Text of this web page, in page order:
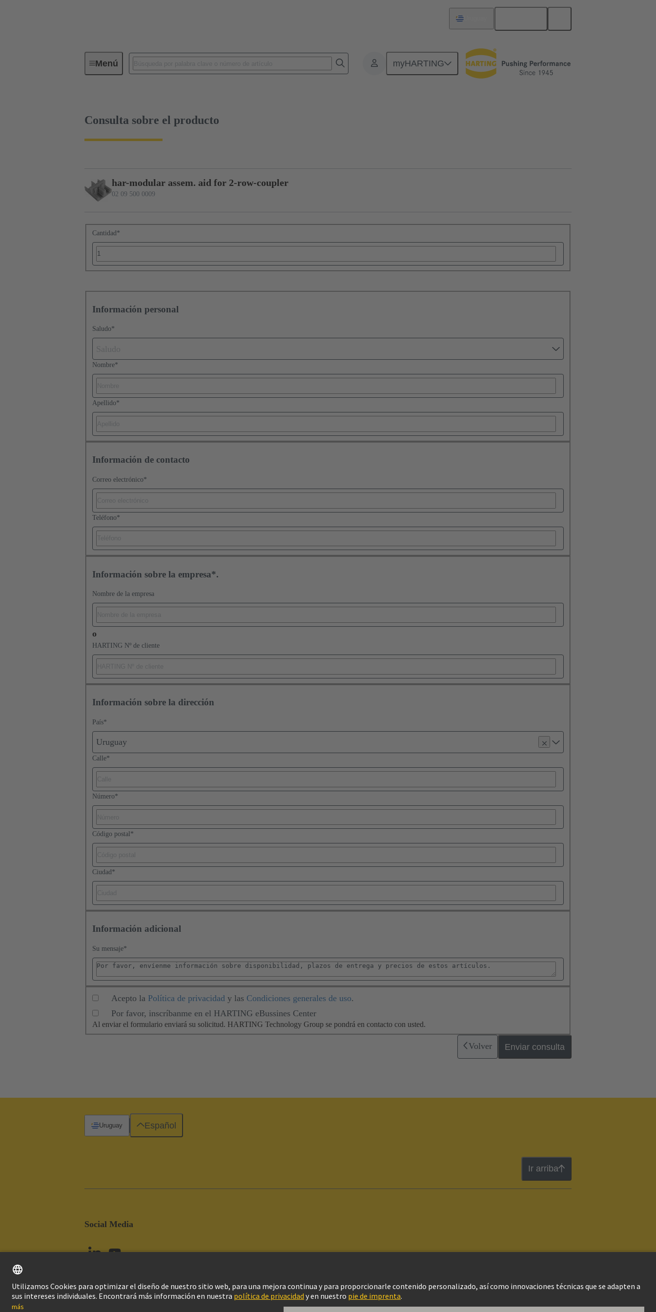
Menú myHARTING
Serie
Consulta sobre el producto
har-modular assem. aid for 2-row-coupler
02 09 500 0009
Cantidad*
Información personal
Saludo*
Nombre*
Apellido*
Información de contacto
Correo electrónico*
Teléfono*
Información sobre la empresa*.
Nombre de la empresa
o
HARTING Nº de cliente
Información sobre la dirección
País*
Uruguay
Calle*
Número*
Código postal *
Ciudad *
Información adicional
Su mensaje*
Acepto la Política de privacidad y las Condiciones generales de uso.
Por favor, inscríbanme en el HARTING eBussines Center
Al enviar el formulario enviará su solicitud. HARTING Technology Group se pondrá en contacto con usted.
Volver Enviar consulta
Ir arriba
Social Media
Uruguay Español